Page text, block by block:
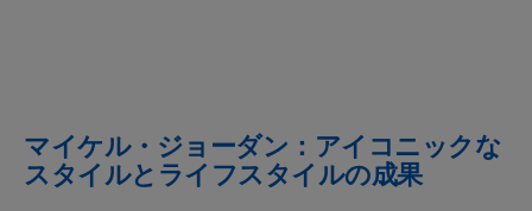
マイケル・ジョーダン：アイコニックな
スタイルとライフスタイルの成果